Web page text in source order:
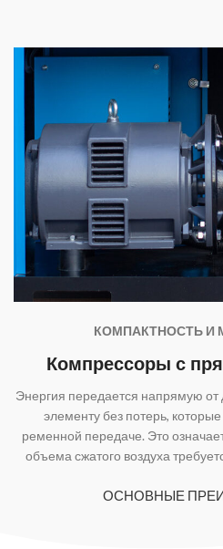
КОМПАКТНОСТЬ И
Компрессоры с
Энергия передается напрямую от
элементу без потерь,
ременной передаче. Это
объема сжатого воздуха
ОСНОВНЫЕ